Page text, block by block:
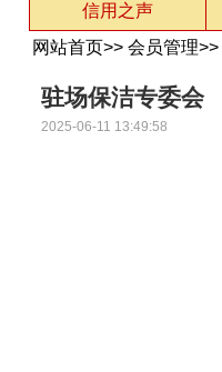
信用之声
网站首页>> 会员管理>>
驻场保洁专委会
2025-06-11 13:49:58